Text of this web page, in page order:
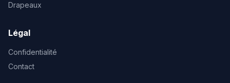
Drapeaux
Légal
Confidentialité
Contact